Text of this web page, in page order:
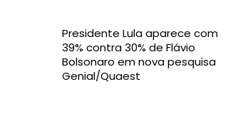
Presidente Lula aparece com
39% contra 30% de Flávio
Bolsonaro em nova pesquisa
Genial/Quaest